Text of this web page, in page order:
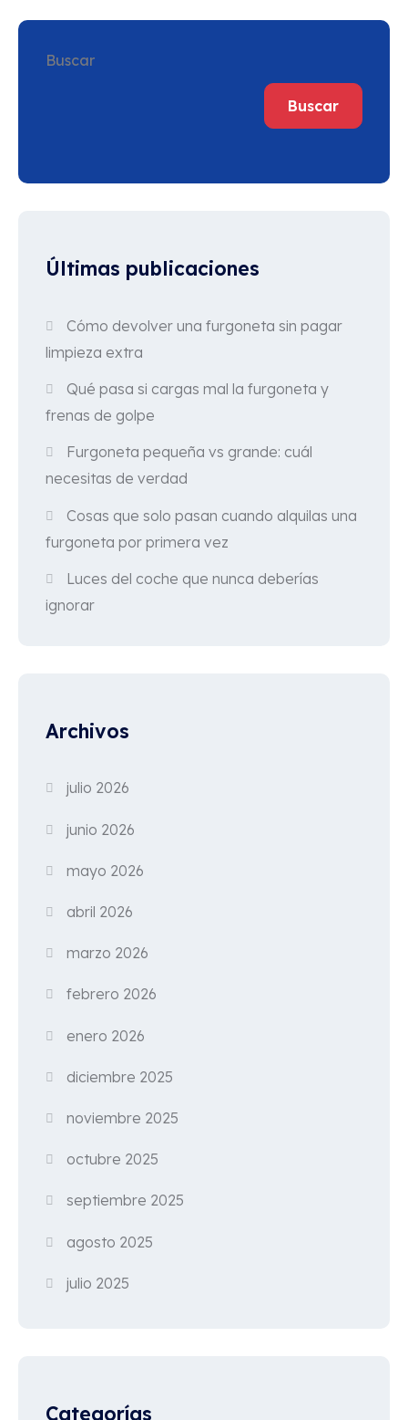
Buscar
Buscar
Últimas publicaciones
Cómo devolver una furgoneta sin pagar
limpieza extra
Qué pasa si cargas mal la furgoneta y
frenas de golpe
Furgoneta pequeña vs grande: cuál
necesitas de verdad
Cosas que solo pasan cuando alquilas una
furgoneta por primera vez
Luces del coche que nunca deberías
ignorar
Archivos
julio 2026
junio 2026
mayo 2026
abril 2026
marzo 2026
febrero 2026
enero 2026
diciembre 2025
noviembre 2025
octubre 2025
septiembre 2025
agosto 2025
julio 2025
Categorías